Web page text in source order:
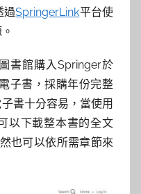
過SpringerLink平台使
書館購入Springer於
子書，採購年份完整
書十分容易，當使用
以下載整本書的全文
也可以依所需章節來